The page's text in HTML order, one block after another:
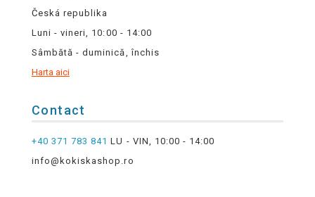
Česká republika
Luni - vineri, 10:00 - 14:00
Sâmbătă - duminică, închis
Harta aici
Contact
+40 371 783 841 LU - VIN, 10:00 - 14:00
info@kokiskashop.ro